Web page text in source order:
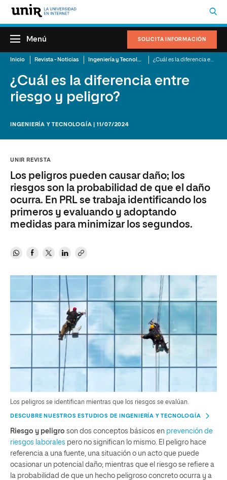
SOLICITA INFORMACIÓN
Menú
Inicio Revista - Noticias Ingeniería y Tecnología
¿Cuál es la diferencia entre
riesgo y peligro?
INGENIERÍA Y TECNOLOGÍA | 11/07/2024
UNIR REVISTA
Los peligros pueden causar daño; los
riesgos son la probabilidad de que el daño
ocurra. En PRL se trabaja identificando los
primeros y evaluando y adoptando
medidas para minimizar los segundos.
Los peligros se identifican mientras que los riesgos se evalúan.
DESCUBRE NUESTROS ESTUDIOS DE INGENIERÍA Y TECNOLOGÍA
Riesgo y peligro son dos conceptos básicos en prevención de
riesgos laborales pero no significan lo mismo. El peligro hace
referencia a una fuente, una situación o un acto que puede
ocasionar un potencial daño; mientras que el riesgo se refiere a
la probabilidad de que un hecho peligroso concreto ocurra y a